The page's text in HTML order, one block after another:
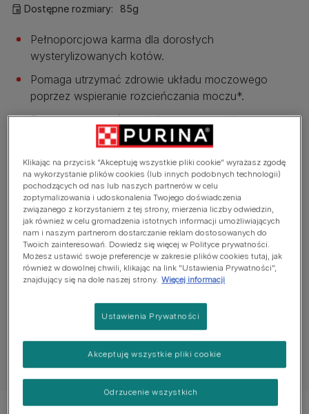
Dostępne rozmiary: 85g
Pełnoporcjowa karma dla dorosłych
wysterylizowanych kotów.
Pomaga utrzymać zdrowie układu moczowego
poprzez wspieranie rozcieńczania moczu*.
Pomaga utrzymać prawidłową masę ciała.
Pomaga utrzymać silne naturalne mechanizmy
obronne dzięki zawartości przeciwutleniaczy, takich
jak witamina E.
*Jak wszystkie mokre produkty dla kotów.
Zobacz więcej
Przegląd produktów
Składniki i odżywianie
Poradnik żywieniowy
Klikając na przycisk “Akceptuję wszystkie pliki cookie” wyrażasz zgodę
na wykorzystanie plików cookies (lub innych podobnych technologii)
pochodzących od nas lub naszych partnerów w celu
zoptymalizowania i udoskonalenia Twojego doświadczenia
związanego z korzystaniem z tej strony, mierzenia liczby odwiedzin,
jak również w celu gromadzenia istotnych informacji umożliwiających
nam i naszym partnerom dostarczanie reklam dostosowanych do
Twoich zainteresowań. Dowiedz się więcej w Polityce prywatności.
Możesz ustawić swoje preferencje w zakresie plików cookies tutaj, jak
również w dowolnej chwili, klikając na link "Ustawienia Prywatności",
znajdujący się na dole naszej strony. Więcej informacji
Ustawienia Prywatności
Odrzucenie wszystkich
Akceptuję wszystkie pliki cookie